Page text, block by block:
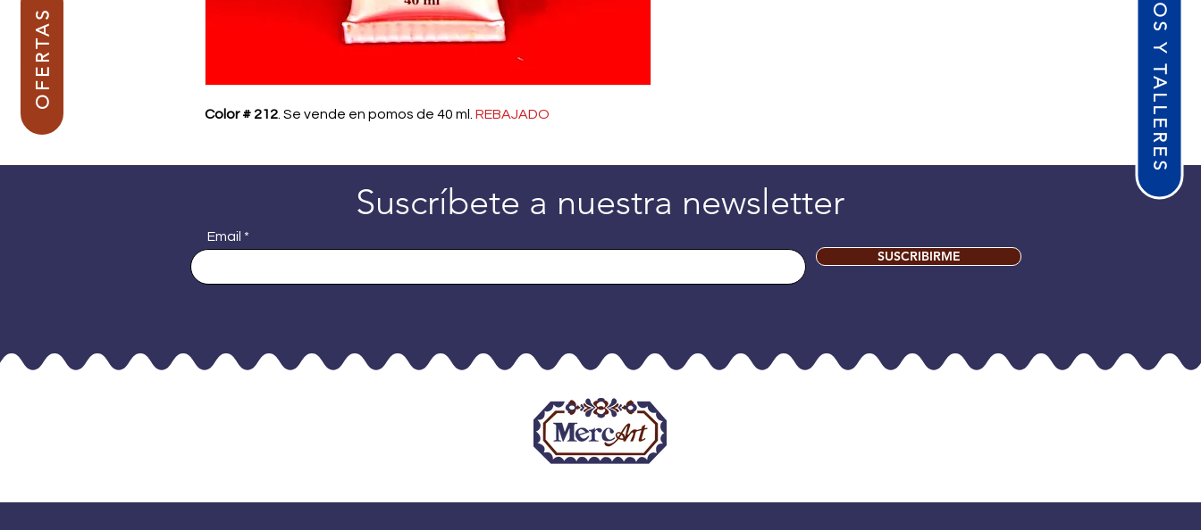
CURSOS Y TALLERES
OFERTAS
Color # 212 . Se vende en pomos de 40 ml. REBAJADO
Email
SUSCRIBIRME
Suscríbete a nuestra newsletter